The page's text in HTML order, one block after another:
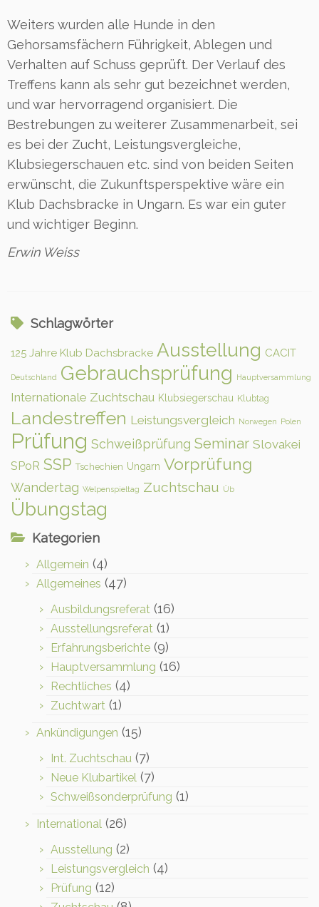
Weiters wurden alle Hunde in den
Gehorsamsfächern Führigkeit, Ablegen und
Verhalten auf Schuss geprüft. Der Verlauf des
Treffens kann als sehr gut bezeichnet werden,
und war hervorragend organisiert. Die
Bestrebungen zu weiterer Zusammenarbeit, sei
es bei der Zucht, Leistungsvergleiche,
Klubsiegerschauen etc. sind von beiden Seiten
erwünscht, die Zukunftsperspektive wäre ein
Klub Dachsbracke in Ungarn. Es war ein guter
und wichtiger Beginn.
Erwin Weiss
Schlagwörter
125 Jahre Klub Dachsbracke Ausstellung CACIT
Deutschland Gebrauchsprüfung Hauptversammlung
Internationale Zuchtschau Klubsiegerschau Klubtag
Landestreffen Leistungsvergleich Norwegen Polen
Prüfung Schweißprüfung Seminar Slovakei
SPoR SSP Tschechien Ungarn Vorprüfung
Wandertag Welpenspieltag Zuchtschau Üb
Übungstag
Kategorien
Allgemein (4)
Allgemeines (47)
Ausbildungsreferat (16)
Ausstellungsreferat (1)
Erfahrungsberichte (9)
Hauptversammlung (16)
Rechtliches (4)
Zuchtwart (1)
Ankündigungen (15)
Int. Zuchtschau (7)
Neue Klubartikel (7)
Schweißsonderprüfung (1)
International (26)
Ausstellung (2)
Leistungsvergleich (4)
Prüfung (12)